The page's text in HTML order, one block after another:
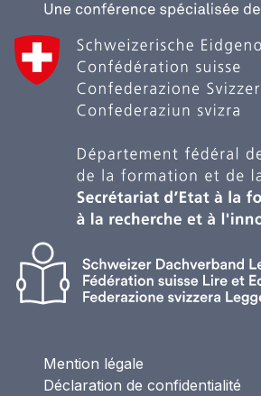
Mention légale
Déclaration de confidentialité